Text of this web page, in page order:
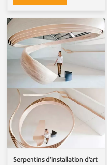
Serpentins d’installation d’art